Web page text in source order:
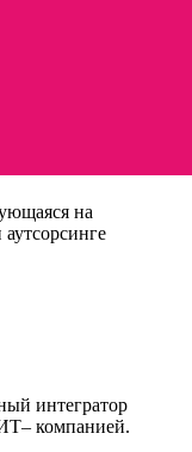
на
интегратор
компанией.